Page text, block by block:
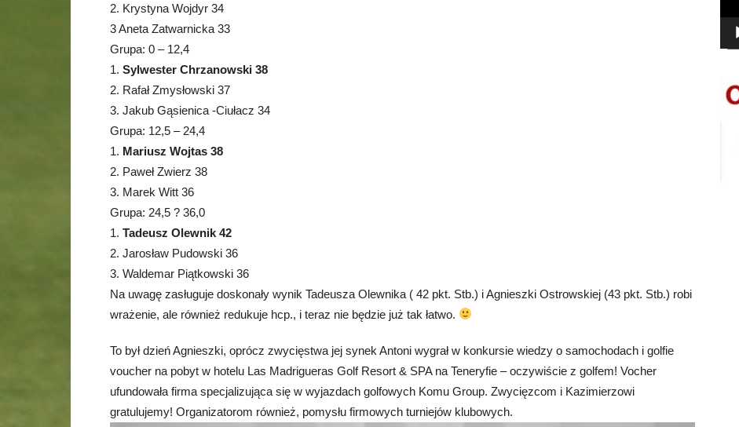
2. Krystyna Wojdyr 34
3 Aneta Zatwarnicka 33
Grupa: 0 – 12,4
1. Sylwester Chrzanowski 38
2. Rafał Zmysłowski 37
3. Jakub Gąsienica -Ciułacz 34
Grupa: 12,5 – 24,4
1. Mariusz Wojtas 38
2. Paweł Zwierz 38
3. Marek Witt 36
Grupa: 24,5 ? 36,0
1. Tadeusz Olewnik 42
2. Jarosław Pudowski 36
3. Waldemar Piątkowski 36
Na uwagę zasługuje doskonały wynik Tadeusza Olewnika ( 42 pkt. Stb.) i Agnieszki Ostrowskiej (43 pkt. Stb.) robi
wrażenie, ale również redukuje hcp., i teraz nie będzie już tak łatwo.
To był dzień Agnieszki, oprócz zwycięstwa jej synek Antoni wygrał w konkursie wiedzy o samochodach i golfie
voucher na pobyt w hotelu Las Madrigueras Golf Resort & SPA na Teneryfie – oczywiście z golfem! Vocher
ufundowała firma specjalizująca się w wyjazdach golfowych Komu Group. Zwycięzcom i Kazimierzowi
gratulujemy! Organizatorom również, pomysłu firmowych turniejów klubowych.